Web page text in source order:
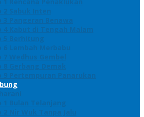
2 Sabuk Inten
3 Pangeran Benawa
4 Kabut di Tengah Malam
5 Berhitung
6 Lembah Merbabu
7 Wedhus Gembel
8 Gerbang Demak
9 Pertempuran Panarukan
1 Bulan Telanjang
2 Nir Wuk Tanpa Jalu